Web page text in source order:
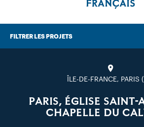
FILTRER LES PROJETS
ÎLE-DE-FRANCE, PARIS
PARIS, ÉGLISE SAINT-
CHAPELLE DU